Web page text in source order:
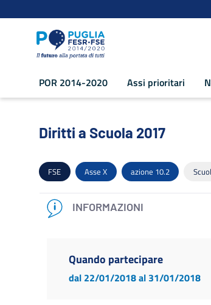
POR 2014-2020 Assi prioritari
Diritti a Scuola 2017 - POR
Diritti a Scuola 2017
FSE Asse X azione 10.2
INFORMAZIONI
Quando partecipare
dal 22/01/2018al 31/01/2018